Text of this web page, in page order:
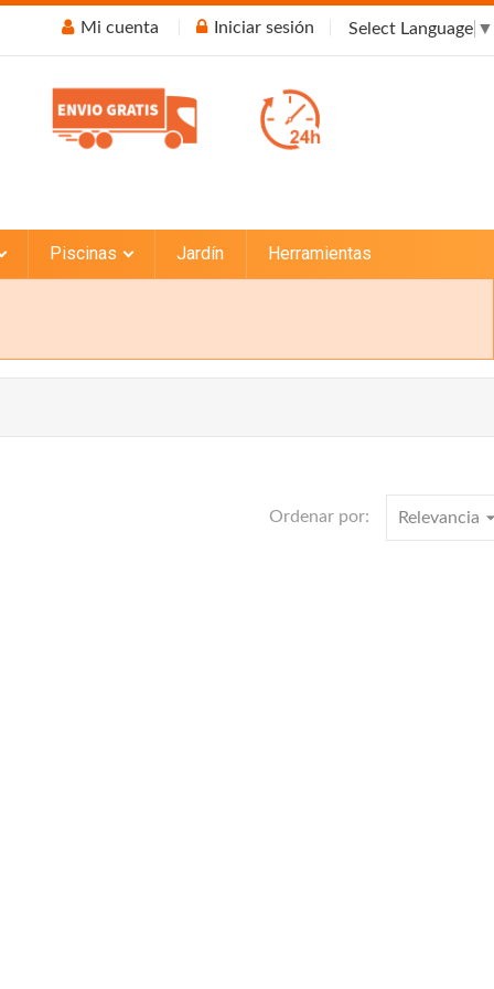
Mi cuenta Iniciar sesión Select Language ▼
Piscinas Jardín Herramientas
Ordenar por: Relevancia